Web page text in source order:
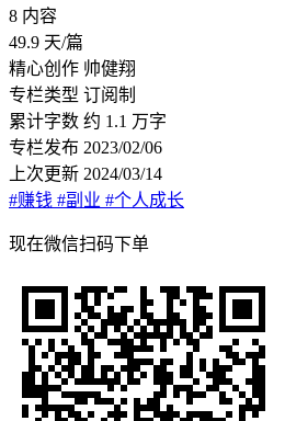
8 内容
49.9 天/篇
精心创作 帅健翔
专栏类型 订阅制
累计字数 约 1.1 万字
专栏发布 2023/02/06
上次更新 2024/03/14
#赚钱 #副业 #个人成长
现在微信扫码下单